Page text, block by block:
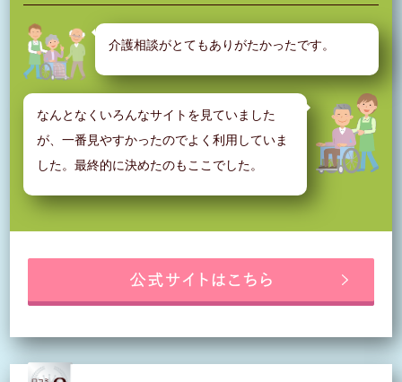
介護相談がとてもありがたかったです。
なんとなくいろんなサイトを見ていました
が、一番見やすかったのでよく利用していま
した。最終的に決めたのもここでした。